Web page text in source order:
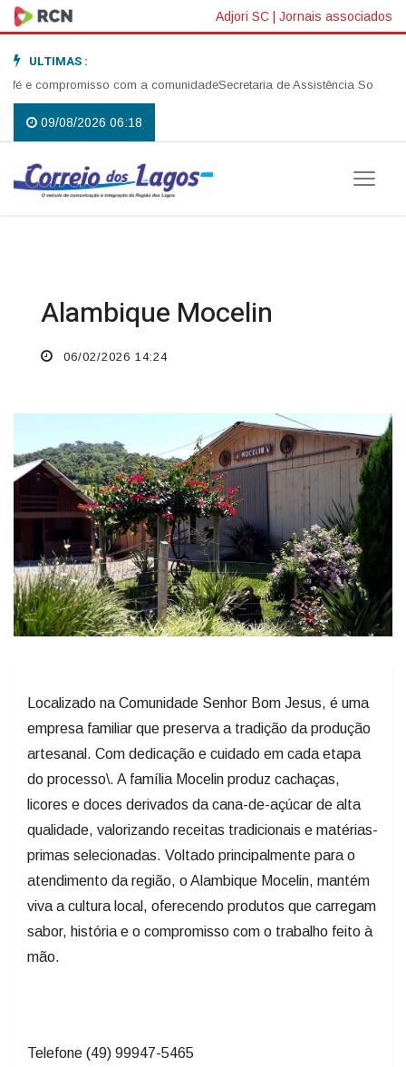
Adjori SC | Jornais associados
ULTIMAS :
compromisso com a comunidadeSecretaria de Assistência Social
09/08/2026 06:18
Alambique Mocelin
06/02/2026 14:24
Localizado na Comunidade Senhor Bom Jesus, é uma
empresa familiar que preserva a tradição da produção
artesanal. Com dedicação e cuidado em cada etapa
do processo\. A família Mocelin produz cachaças,
licores e doces derivados da cana-de-açúcar de alta
qualidade, valorizando receitas tradicionais e matérias-
primas selecionadas. Voltado principalmente para o
atendimento da região, o Alambique Mocelin, mantém
viva a cultura local, oferecendo produtos que carregam
sabor, história e o compromisso com o trabalho feito à
mão.
Telefone (49) 99947-5465